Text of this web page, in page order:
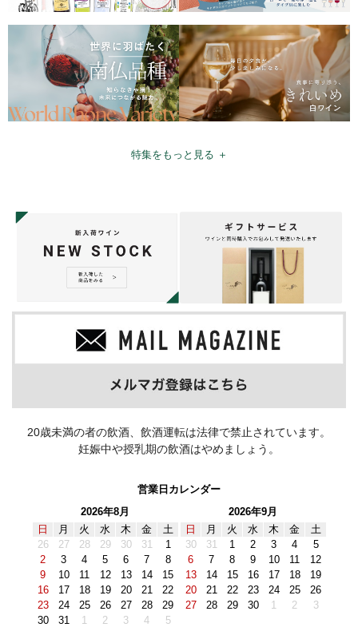
特集をもっと見る ＋
20歳未満の者の飲酒、飲酒運転は法律で禁止されています。
妊娠中や授乳期の飲酒はやめましょう。
営業日カレンダー
2026年8月
日
月 火 水 木 金
土
26
27 28 29 30 31
1
2
3 4 5 6 7
8
9
10 11 12 13 14
15
16
17 18 19 20 21
22
23
24 25 26 27 28
29
30
31 1 2 3 4 5
2026年9月
日
月 火 水 木 金
土
30
31 1 2 3 4
5
6
7 8 9 10 11
12
13
14 15 16 17 18
19
20
21 22 23 24 25
26
27
28 29 30 1 2 3